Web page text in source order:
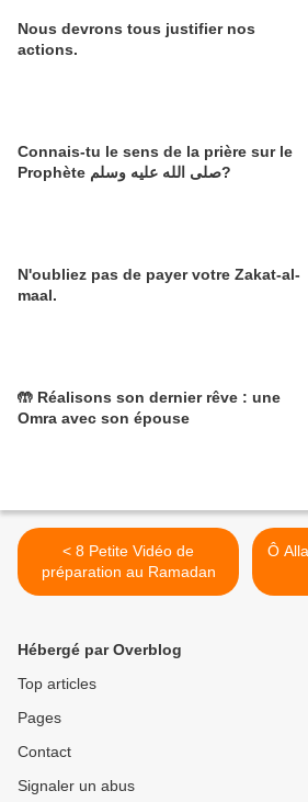
Nous devrons tous justifier nos
actions.
Connais-tu le sens de la prière sur le
Prophète صلى الله عليه وسلم?
N'oubliez pas de payer votre Zakat-al-
maal.
🤲 Réalisons son dernier rêve : une
Omra avec son épouse
< 8 Petite Vidéo de
préparation au Ramadan
Ô
Hébergé par Overblog
Top articles
Pages
Contact
Signaler un abus